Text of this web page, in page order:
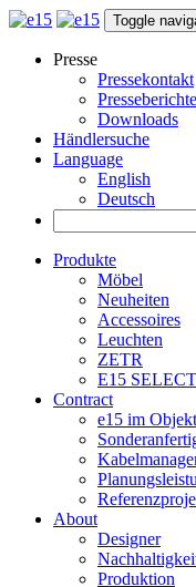
Toggle
Presse
Pressekontakt
Presseberichte
Downloads
Händlersuche
Language
English
Deutsch
Produkte
Möbel
Neuheiten
Accessoires
Leuchten
ZETR
E15
Contract
e15 im
About
Designer
Produktion